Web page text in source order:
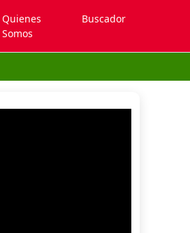
Quienes
Somos
Buscador